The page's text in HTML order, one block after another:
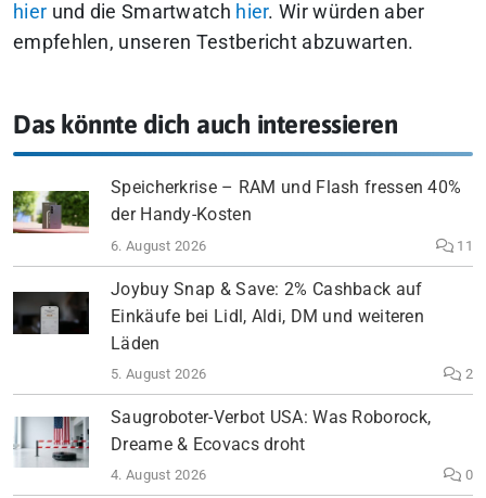
hier und die Smartwatch hier. Wir würden aber
empfehlen, unseren Testbericht abzuwarten.
Das könnte dich auch interessieren
Speicherkrise – RAM und Flash fressen 40%
der Handy-Kosten
6. August 2026 11
Joybuy Snap & Save: 2% Cashback auf
Einkäufe bei Lidl, Aldi, DM und weiteren
Läden
5. August 2026 2
Saugroboter-Verbot USA: Was Roborock,
Dreame & Ecovacs droht
4. August 2026 0